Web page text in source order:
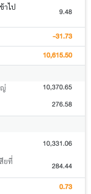
าไป
9.48
-31.73
10,615.50
10,370.65
276.58
10,331.06
ยที่
284.44
0.73